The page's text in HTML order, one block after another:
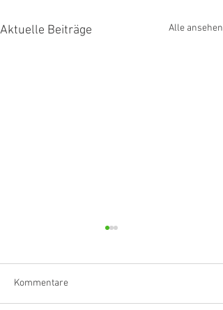
Aktuelle Beiträge Alle ansehen
Kommentare